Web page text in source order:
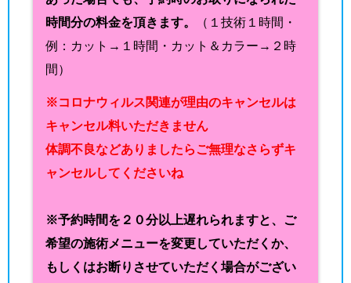
時間分の料金を頂きます。
（１技術１時間・
例：カット→１時間・カット＆カラー→２時
間）
※コロナウィルス関連が理由のキャンセルは
キャンセル料いただきません
体調不良などありましたらご無理なさらずキ
ャンセルしてくださいね
※予約時間を２０分以上遅れられますと、ご
希望の施術メニューを変更していただくか、
もしくはお断りさせていただく場合がござい